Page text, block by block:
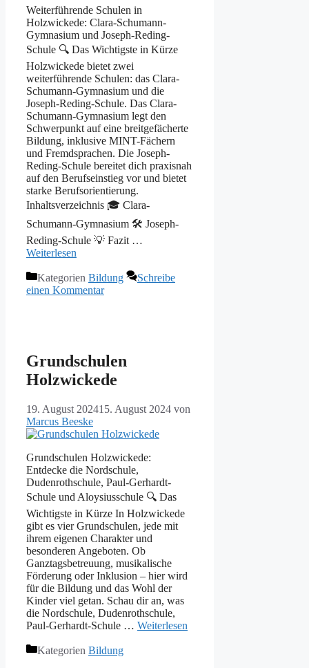
Weiterführende Schulen in
Holzwickede: Clara-Schumann-
Gymnasium und Joseph-Reding-
Schule 🔍 Das Wichtigste in Kürze
Holzwickede bietet zwei
weiterführende Schulen: das Clara-
Schumann-Gymnasium und die
Joseph-Reding-Schule. Das Clara-
Schumann-Gymnasium legt den
Schwerpunkt auf eine breitgefächerte
Bildung, inklusive MINT-Fächern
und Fremdsprachen. Die Joseph-
Reding-Schule bereitet dich praxisnah
auf den Berufseinstieg vor und bietet
starke Berufsorientierung.
Inhaltsverzeichnis 🎓 Clara-
Schumann-Gymnasium 🛠️ Joseph-
Reding-Schule 💡 Fazit …
Weiterlesen
Kategorien Bildung
Schreibe
einen Kommentar
Grundschulen
Holzwickede
19. August 202415. August 2024 von
Marcus Beeske
Grundschulen Holzwickede:
Entdecke die Nordschule,
Dudenrothschule, Paul-Gerhardt-
Schule und Aloysiusschule 🔍 Das
Wichtigste in Kürze In Holzwickede
gibt es vier Grundschulen, jede mit
ihrem eigenen Charakter und
besonderen Angeboten. Ob
Ganztagsbetreuung, musikalische
Förderung oder Inklusion – hier wird
für die Bildung und das Wohl der
Kinder viel getan. Schau dir an, was
die Nordschule, Dudenrothschule,
Paul-Gerhardt-Schule … Weiterlesen
Kategorien Bildung